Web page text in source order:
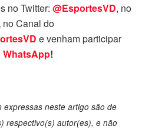
no Twitter: @EsportesVD, no
no Canal do
e venham participar
WhatsApp!
expressas neste artigo são de
respectivo(s) autor(es), e não